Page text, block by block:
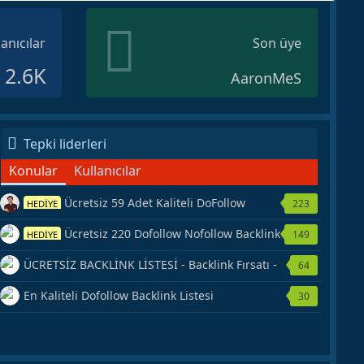
2.6K
Son üye
AaronMeS
Tepki liderleri
Konular
Kullanıcılar
HEDİYE Ücretsiz 59 Adet Kaliteli DoFollow
Backlink Kaynağı Veriyorum.
223
HEDİYE Ücretsiz 220 Dofollow Nofollow Backlink
Veriyorum
149
ÜCRETSİZ BACKLİNK LİSTESİ - Backlink Fırsatı -
Hemen Yetiş!
64
En Kaliteli Dofollow Backlink Listesi 30